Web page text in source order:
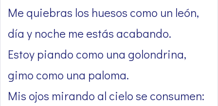
Me quiebras los huesos como un león,
día y noche me estás acabando.
Estoy piando como una golondrina,
gimo como una paloma.
Mis ojos mirando al cielo se consumen: